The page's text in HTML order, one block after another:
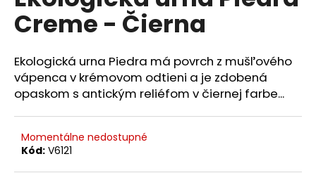
0,0
z
hviezdičiek.
Creme - Čierna
Ekologická urna Piedra má povrch z mušľového
vápenca v krémovom odtieni a je zdobená
opaskom s antickým reliéfom v čiernej farbe...
Momentálne nedostupné
Kód: V6121
á
j
s
ť
?